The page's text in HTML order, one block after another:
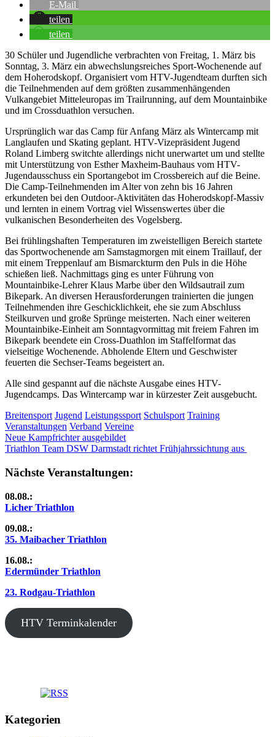
E-Mail
teilen
teilen
30 Schüler und Jugendliche verbrachten von Freitag, 1. März bis
Sonntag, 3. März ein abwechslungsreiches Sport-Wochenende auf
dem Hoherodskopf. Organisiert vom HTV-Jugendteam durften sich
die Teilnehmenden auf dem größten zusammenhängenden
Vulkangebiet Mitteleuropas im Trailrunning, auf dem Mountainbike
und im Crossduathlon versuchen.
Ursprünglich war das Camp für Anfang März als Wintercamp mit
Langlaufen und Skating geplant. HTV-Vizepräsident Jugend
Roland Limberg switchte allerdings nicht unerwartet um und stellte
mit Unterstützung von Esther Maxheim-Bauhaus vom HTV-
Jugendausschuss ein Sportangebot im Crossbereich auf die Beine.
Die Camp-Teilnehmenden im Alter von zehn bis 16 Jahren
erkundeten bei den Outdoor-Aktivitäten das Hoherodskopf-Massiv
und lernten in einem Vortrag viel Wissenswertes über die
vulkanischen Besonderheiten des Vogelsberg.
Bei frühlingshaften Temperaturen im zweistelligen Bereich startete
das Sportwochenende am Samstagmorgen mit einem Traillauf, der
mit einem Treppenlauf am Bismarckturm den Puls in die Höhe
schießen ließ. Nachmittags ging es unter Führung von
Mountainbike-Lehrer Klaus Marbe über den Wildsautrail zum
Bikepark. An diversen Herausforderungen trainierten die jungen
Teilnehmenden ihre Geschicklichkeit, ehe sie zum Abschluss
Steilkurven und große Sprünge meisterten. Nach einer weiteren
Mountainbike-Einheit am Sonntagvormittag mit freiem Fahren im
Bikepark beendete ein Cross-Duathlon im Staffelformat das
vielseitige Wochenende. Abholende Eltern und Geschwister
feuerten die Sechser-Teams begeistert an.
Alle sind gespannt auf die nächste Ausgabe eines HTV-
Jugendcamps. Das Wintercamp war in kürzester Zeit ausgebucht.
Breitensport Jugend Leistungssport Schulsport Training
Veranstaltungen Verband Vereine
Beitragsnavigation
Vorheriger
Beitrag:
Neue Kampfrichter ausgebildet
Nächster
Triathlon Team DSW Darmstadt richtet Frühjahrssichtung aus
Nächste Veranstaltungen:
08.08.:
Licher Triathlon
09.08.:
35. Maibacher Triathlon
16.08.:
Edermünder Triathlon
23. Rodgau-Triathlon
HTV Terminkalender
Kategorien